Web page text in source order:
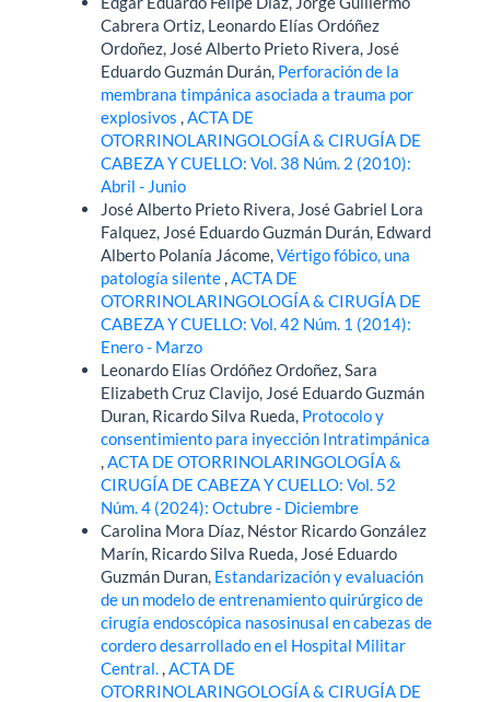
Cabrera Ortiz, Leonardo Elías Ordóñez
Ordoñez, José Alberto Prieto Rivera, José
Eduardo Guzmán Durán, Perforación de la
membrana timpánica asociada a trauma por
explosivos,ACTA DE
OTORRINOLARINGOLOGÍA & CIRUGÍA DE
CABEZA Y CUELLO: Vol. 38 Núm. 2 (2010):
Abril - Junio
José Alberto Prieto Rivera, José Gabriel Lora
Falquez, José Eduardo Guzmán Durán, Edward
Alberto Polanía Jácome,Vértigo fóbico, una
patología silente,ACTA DE
OTORRINOLARINGOLOGÍA & CIRUGÍA DE
CABEZA Y CUELLO: Vol. 42 Núm. 1 (2014):
Enero - Marzo
Leonardo Elías Ordóñez Ordoñez, Sara
Elizabeth Cruz Clavijo, José Eduardo Guzmán
Duran, Ricardo Silva Rueda, Protocolo y
consentimiento para inyección Intratimpánica
,ACTA DE OTORRINOLARINGOLOGÍA &
CIRUGÍA DE CABEZA Y CUELLO: Vol. 52
Núm. 4 (2024): Octubre - Diciembre
Carolina Mora Díaz, Néstor Ricardo González
Marín, Ricardo Silva Rueda, José Eduardo
Guzmán Duran, Estandarización y evaluación
de un modelo de entrenamiento quirúrgico de
cirugía endoscópica nasosinusal en cabezas de
cordero desarrollado en el Hospital Militar
Central.,ACTA DE
OTORRINOLARINGOLOGÍA & CIRUGÍA DE